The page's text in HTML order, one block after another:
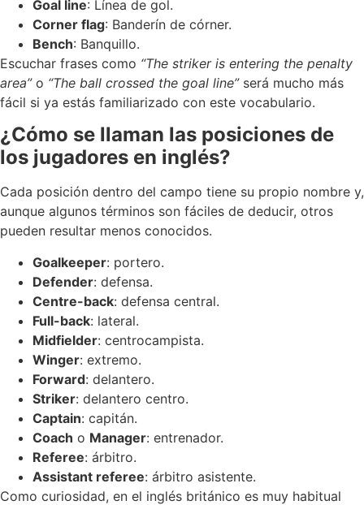
Goal line: Línea de gol.
Corner flag: Banderín de córner.
Bench: Banquillo.
Escuchar frases como “The striker is entering the penalty
area”o “The ball crossed the goal line”será mucho más
fácil si ya estás familiarizado con este vocabulario.
¿Cómo se llaman las posiciones de
los jugadores en inglés?
Cada posición dentro del campo tiene su propio nombre y,
aunque algunos términos son fáciles de deducir, otros
pueden resultar menos conocidos.
Goalkeeper: portero.
Defender: defensa.
Centre-back: defensa central.
Full-back: lateral.
Midfielder: centrocampista.
Winger: extremo.
Forward: delantero.
Striker: delantero centro.
Captain: capitán.
Coach o Manager: entrenador.
Referee: árbitro.
Assistant referee: árbitro asistente.
Como curiosidad, en el inglés británico es muy habitual